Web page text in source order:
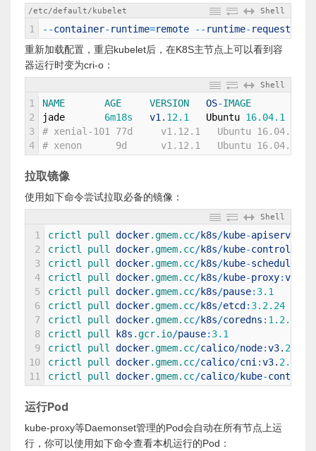
/etc/default/kubelet Shell
1 --container- runtime=remote -- runtime- request
重新加载配置，重启kubelet后，在K8S主节点上可以看到容
器运行时变为cri-o：
Shell
1
2
3
4
NAME AGE VERSION OS-
jade
6m18s v1 . 12.1 Ubuntu 16.04.1
# xenial-101 77d     v1.12.1   Ubuntu 16.04.3
# xenon      9d      v1.12.1   Ubuntu 16.04.4
拉取镜像
使用如下命令尝试拉取必备的镜像：
Shell
1
2
3
4
5
6
7
8
9
10
11
crictl pull docker.gmem.cc/k8s/kube-apiserver
crictl pull docker.gmem.cc/k8s/kube-controller
crictl pull docker.gmem.cc/k8s/kube-scheduler
crictl pull docker.gmem.cc/k8s/kube-proxy:v1
crictl pull docker.gmem.cc/k8s/pause: 3.1
crictl pull docker.gmem.cc/k8s/etcd : 3.2.24
crictl pull docker.gmem.cc/k8s/coredns : 1.2.2
crictl pull k8s .gcr.io/pause: 3.1
crictl pull docker.gmem.cc/calico/node:v3. 2.3
crictl pull docker.gmem.cc/calico/cni :v3. 2.3
crictl pull docker.gmem.cc/calico/kube-
运行Pod
kube-proxy等Daemonset管理的Pod会自动在所有节点上运
行，你可以使用如下命令查看本机运行的Pod：